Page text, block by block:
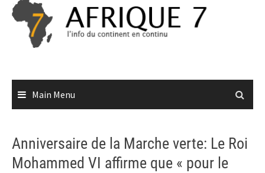
Skip
content
Main Menu
Anniversaire de la Marche verte: Le Roi
Mohammed VI affirme que « pour le